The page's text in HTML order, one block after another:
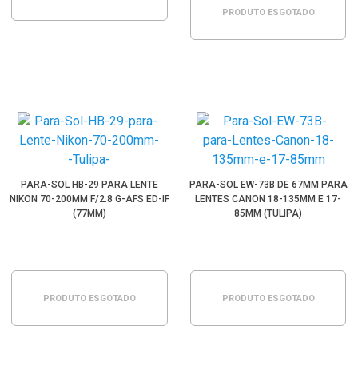
PRODUTO ESGOTADO
PARA-SOL HB-29 PARA LENTE
NIKON 70-200MM F/2.8 G-AFS ED-IF
(77MM)
PRODUTO ESGOTADO
PARA-SOL EW-73B DE 67MM PARA
LENTES CANON 18-135MM E 17-
85MM (TULIPA)
PRODUTO ESGOTADO